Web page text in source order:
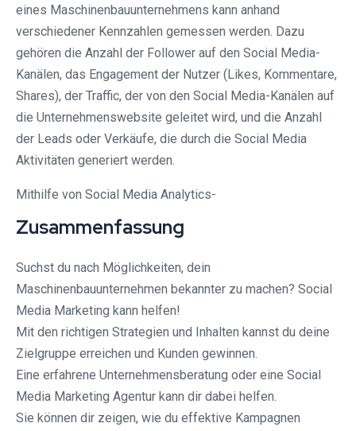
eines Maschinenbauunternehmens kann anhand
verschiedener Kennzahlen gemessen werden. Dazu
gehören die Anzahl der Follower auf den Social Media-
Kanälen, das Engagement der Nutzer (Likes, Kommentare,
Shares), der Traffic, der von den Social Media-Kanälen auf
die Unternehmenswebsite geleitet wird, und die Anzahl
der Leads oder Verkäufe, die durch die Social Media
Aktivitäten generiert werden.
Mithilfe von Social Media Analytics-
Zusammenfassung
Suchst du nach Möglichkeiten, dein
Maschinenbauunternehmen bekannter zu machen? Social
Media Marketing kann helfen!
Mit den richtigen Strategien und Inhalten kannst du deine
Zielgruppe erreichen und Kunden gewinnen.
Eine erfahrene Unternehmensberatung oder eine Social
Media Marketing Agentur kann dir dabei helfen.
Sie können dir zeigen, wie du effektive Kampagnen